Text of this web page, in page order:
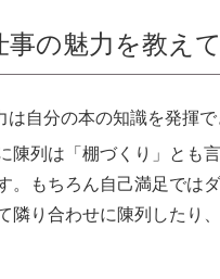
事の魅力を教え
は自分の本の知識を発揮
陳列は「棚づくり」とも
。もちろん自己満足では
隣り合わせに陳列したり